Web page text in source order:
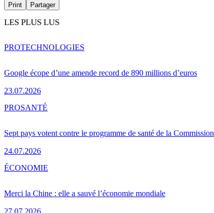
Print Partager
LES PLUS LUS
Google écope d’une amende record de 890 millions d’euros
23.07.2026
PROTECHNOLOGIES
Sept pays votent contre le programme de santé de la Commission
24.07.2026
PROSANTÉ
Merci la Chine : elle a sauvé l’économie mondiale
27.07.2026
ÉCONOMIE